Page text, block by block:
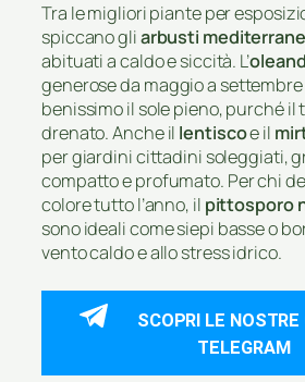
Tra le migliori piante per
spiccano gliarbusti
abituati a caldo e siccità. L’
generose da maggio a
benissimo il sole pieno, purché il
drenato. Anche il lentiscoe il
per giardini cittadini soleggiati,
compatto e profumato. Per chi
colore tutto l’anno, il pittosporo
sono ideali come siepi basse o
vento caldo e allo stress idrico.
SCOPRI LE NOSTRE
TELEGRAM